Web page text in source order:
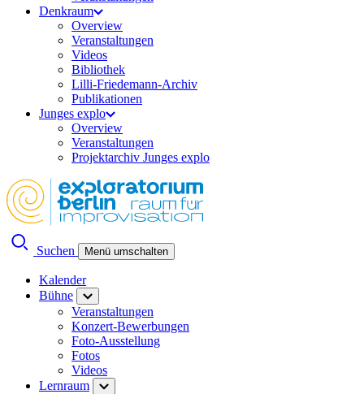
Denkraum
Overview
Veranstaltungen
Videos
Bibliothek
Lilli-Friedemann-Archiv
Publikationen
Junges explo
Overview
Veranstaltungen
Projektarchiv Junges explo
Suchen Menü umschalten
Kalender
Bühne
Veranstaltungen
Konzert-Bewerbungen
Foto-Ausstellung
Fotos
Videos
Lernraum